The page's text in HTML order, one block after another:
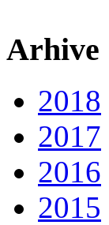
Arhive
2018
2017
2016
2015